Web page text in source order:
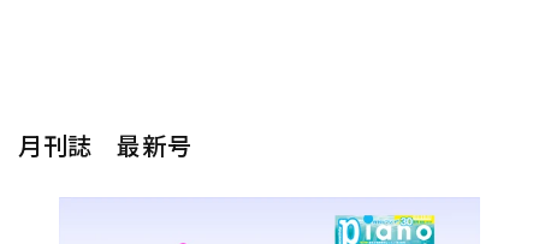
カテゴリ一覧